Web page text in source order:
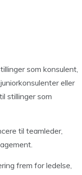
som konsulent,
eller
stillinger som
til teamleder,
frem for ledelse,